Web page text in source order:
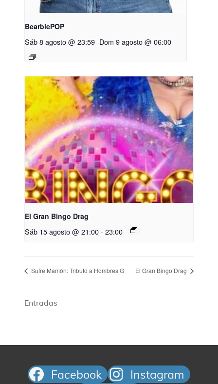
BearbiePOP
Sáb 8 agosto @ 23:59-Dom 9 agosto @ 06:00
El Gran Bingo Drag
Sáb 15 agosto @ 21:00- 23:00
Sufre Mamón: Tributo a Hombres G El Gran Bingo Drag
Entradas
Facebook
Instagram